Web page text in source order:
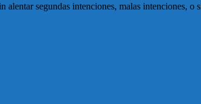
alentar segundas intenciones, malas intenciones, o